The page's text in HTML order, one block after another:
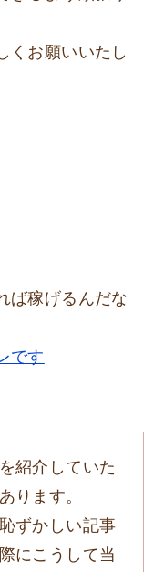
くお願いいたし
ば稼げるんだな
です
紹介していた
ります。
ずかしい記事
にこうして当